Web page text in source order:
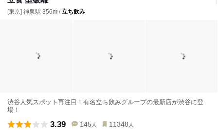
[東京] 神泉駅 356m /立ち飲み
渋谷人気スポット再注目！有名立ち飲みグループの最新店が渋谷に登
場！
3.39 145 人 11348 人